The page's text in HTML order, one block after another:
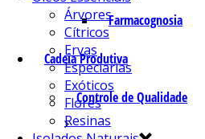
Farmacognosia
Cadeia Produtiva
Controle de Qualidade
Árvores
Cítricos
Ervas
Especiarias
Exóticos
Flores
Resinas